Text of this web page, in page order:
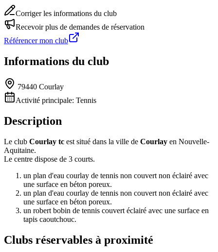
Corriger les informations du club
Recevoir plus de demandes de réservation
Référencer mon club
Informations du club
79440 Courlay
Activité principale: Tennis
Description
Le club Courlay tc est situé dans la ville de Courlay en Nouvelle-
Aquitaine.
Le centre dispose de 3 courts.
un plan d'eau courlay de tennis non couvert non éclairé avec
une surface en béton poreux.
un plan d'eau courlay de tennis non couvert non éclairé avec
une surface en béton poreux.
un robert bobin de tennis couvert éclairé avec une surface en
tapis caoutchouc.
Clubs réservables à proximité